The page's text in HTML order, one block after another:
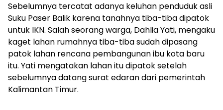
Sebelumnya tercatat adanya keluhan penduduk asli
Suku Paser Balik karena tanahnya tiba-tiba dipatok
untuk IKN. Salah seorang warga, Dahlia Yati, mengaku
kaget lahan rumahnya tiba-tiba sudah dipasang
patok lahan rencana pembangunan ibu kota baru
itu. Yati mengatakan lahan itu dipatok setelah
sebelumnya datang surat edaran dari pemerintah
Kalimantan Timur.